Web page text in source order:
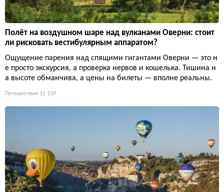
Полёт на воздушном шаре над вулканами Оверни: стоит
ли рисковать вестибулярным аппаратом?
Ощущение парения над спящими гигантами Оверни — это н
е просто экскурсия, а проверка нервов и кошелька. Тишина н
а высоте обманчива, а цены на билеты — вполне реальны.
Путешествия 15 139